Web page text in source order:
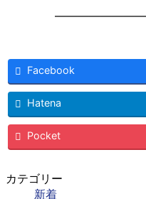
Facebook
Hatena
Pocket
カテゴリー
新着